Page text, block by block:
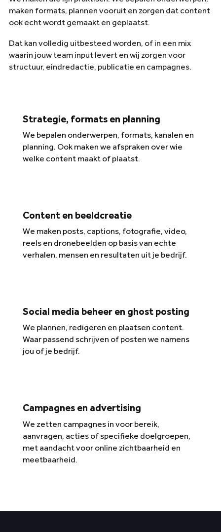
maken formats, plannen vooruit en zorgen dat content
ook echt wordt gemaakt en geplaatst.
Dat kan volledig uitbesteed worden, of in een mix
waarin jouw team input levert en wij zorgen voor
structuur, eindredactie, publicatie en campagnes.
Strategie, formats en planning
We bepalen onderwerpen, formats, kanalen en
planning. Ook maken we afspraken over wie
welke content maakt of plaatst.
Content en beeldcreatie
We maken posts, captions, fotografie, video,
reels en dronebeelden op basis van echte
verhalen, mensen en resultaten uit je bedrijf.
Social media beheer en ghost posting
We plannen, redigeren en plaatsen content.
Waar passend schrijven of posten we namens
jou of je bedrijf.
Campagnes en advertising
We zetten campagnes in voor bereik,
aanvragen, acties of specifieke doelgroepen,
met aandacht voor online zichtbaarheid en
meetbaarheid.